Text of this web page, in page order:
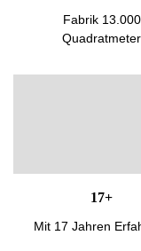
Fabrik 13.000
Quadratmeter
17+
Mit 17 Jahren